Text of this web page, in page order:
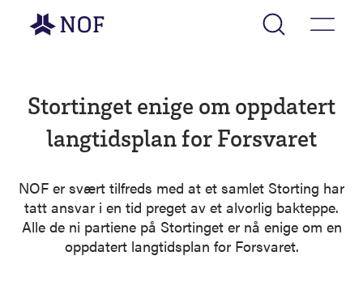
Gå til forsiden
Stortinget enige om oppdatert
langtidsplan for Forsvaret
NOF er svært tilfreds med at et samlet Storting har
tatt ansvar i en tid preget av et alvorlig bakteppe.
Alle de ni partiene på Stortinget er nå enige om en
oppdatert langtidsplan for Forsvaret.